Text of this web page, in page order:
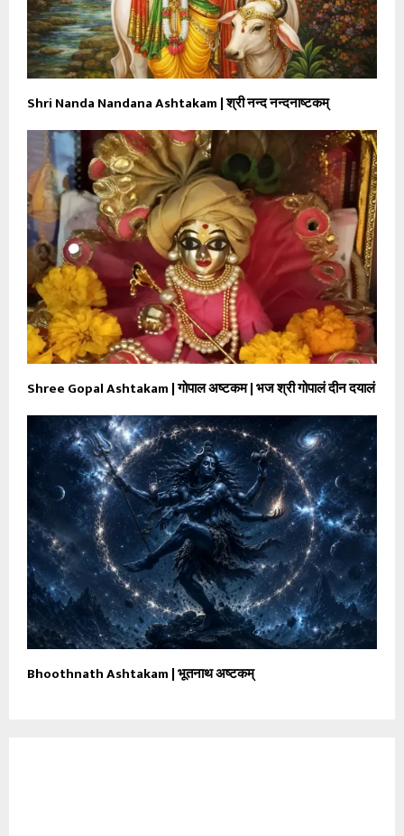
Shri Nanda Nandana Ashtakam | श्री नन्द नन्दनाष्टकम्
Shree Gopal Ashtakam | गोपाल अष्टकम | भज श्री गोपालं दीन दयालं
Bhoothnath Ashtakam | भूतनाथ अष्टकम्